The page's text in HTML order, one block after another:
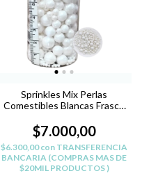
Sprinkles Mix Perlas
Comestibles Blancas Frasco
$7.000,00
$6.300,00con TRANSFERENCIA
BANCARIA (COMPRAS MAS DE
$20MIL PRODUCTOS )